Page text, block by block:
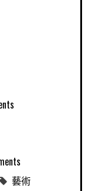
藝術